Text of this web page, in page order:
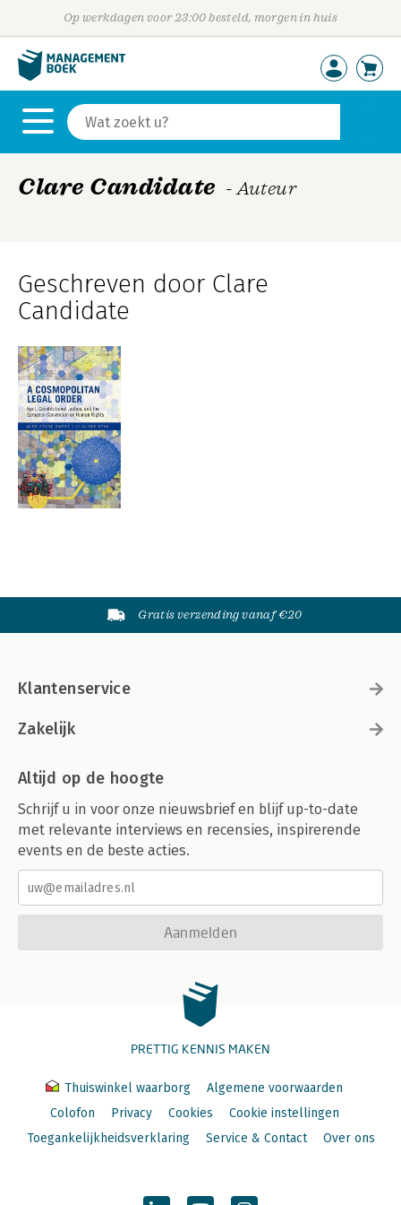
Op werkdagen voor 23:00 besteld, morgen in huis
Clare Candidate - Auteur
Geschreven door Clare
Candidate
Gratis verzending vanaf €20
Klantenservice
Zakelijk
Altijd op de hoogte
Schrijf u in voor onze nieuwsbrief en blijf up-to-date
met relevante interviews en recensies, inspirerende
events en de beste acties.
Aanmelden
PRETTIG KENNIS MAKEN
Thuiswinkel waarborg
Algemene voorwaarden
Colofon
Privacy Cookies
Cookie instellingen
Toegankelijkheidsverklaring
Service & Contact Over ons